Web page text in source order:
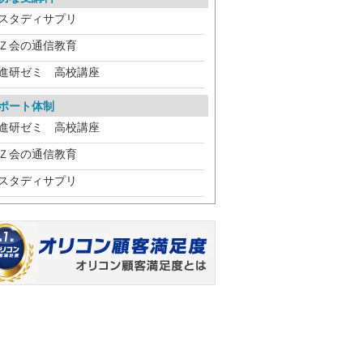
タディサプリ
会の通信教育
研ゼミ 高校講座
ート体制
研ゼミ 高校講座
会の通信教育
タディサプリ